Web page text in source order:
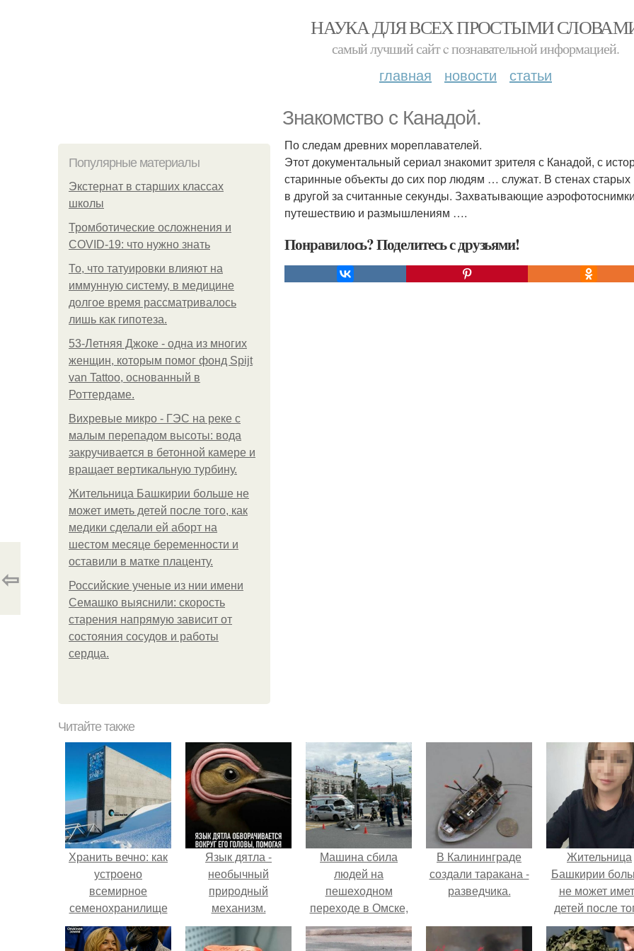
НАУКА ДЛЯ ВСЕХ ПРОСТЫМИ
самый лучший сайт c познавательной информацией.
главная новости статьи
Знакомство с Канадой.
Популярные материалы
Экстернат в старших классах
школы
Тромботические осложнения и
COVID-19: что нужно знать
То, что татуировки влияют на
иммунную систему, в медицине
долгое время рассматривалось
лишь как гипотеза.
53-Летняя Джоке - одна из многих
женщин, которым помог фонд Spijt
van Tattoo, основанный в
Роттердаме.
Вихревые микро - ГЭС на реке с
малым перепадом высоты: вода
закручивается в бетонной камере и
вращает вертикальную турбину.
Жительница Башкирии больше не
может иметь детей после того, как
медики сделали ей аборт на
шестом месяце беременности и
оставили в матке плаценту.
Российские ученые из нии имени
Семашко выяснили: скорость
старения напрямую зависит от
состояния сосудов и работы
сердца.
По следам древних мореплавателей.
Этот документальный сериал знакомит зрителя с Канадой, с
старинные объекты до сих пор людям … служат. В стенах старых
в другой за считанные секунды. Захватывающие
путешествию и размышлениям ….
Понравилось? Поделитесь с друзьями!
⇦
Читайте также
Хранить вечно: как
устроено
всемирное
семенохранилище
на Шпицбергене.
Язык дятла -
необычный
природный
механизм.
Машина сбила
людей на
пешеходном
переходе в Омске,
пострадали 8
человек.
В Калининграде
создали таракана -
разведчика.
Жительница
Башкирии
не может
детей после
как медики
ей аборт на